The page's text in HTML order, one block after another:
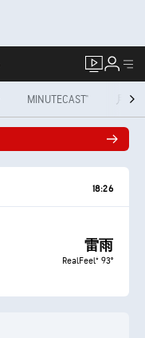
MINUTECAST® 月間
18:26
雷雨
RealFeel® 93°